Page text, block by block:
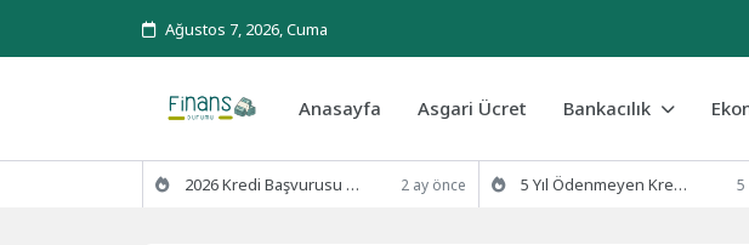
Ağustos 7, 2026, Cuma
Anasayfa Asgari Ücret Bankacılık
2026 Kredi Başvurusu Kaç Günde Sonuçlanır? 2 ay önce 5 Yıl Ödenmeyen Kredi Borcu Silinir mi? 2026 Yasal Süreç ve Çözümler 5